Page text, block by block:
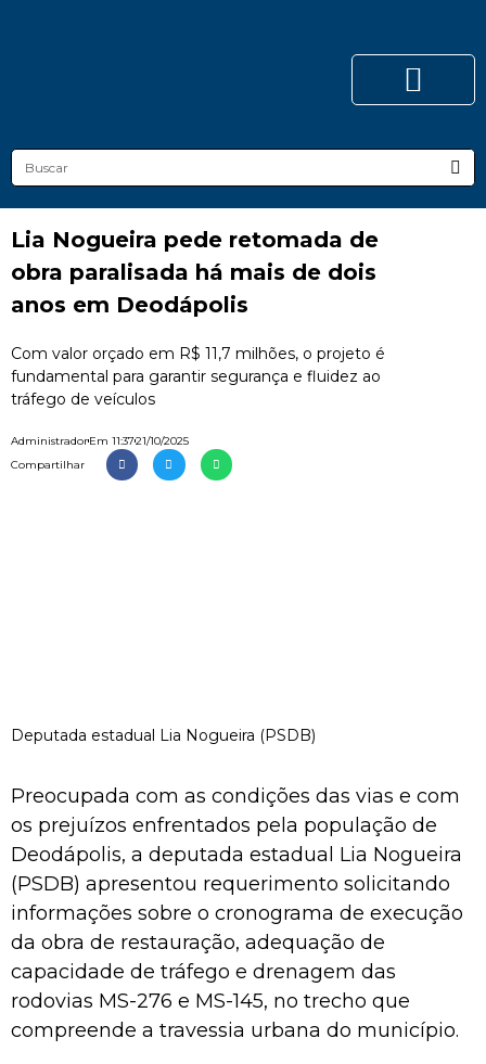
Lia Nogueira pede retomada de
obra paralisada há mais de dois
anos em Deodápolis
Com valor orçado em R$ 11,7 milhões, o projeto é
fundamental para garantir segurança e fluidez ao
tráfego de veículos
AdministradorEm 11:3721/10/2025
Compartilhar
Deputada estadual Lia Nogueira (PSDB)
Preocupada com as condições das vias e com
os prejuízos enfrentados pela população de
Deodápolis, a deputada estadual Lia Nogueira
(PSDB) apresentou requerimento solicitando
informações sobre o cronograma de execução
da obra de restauração, adequação de
capacidade de tráfego e drenagem das
rodovias MS-276 e MS-145, no trecho que
compreende a travessia urbana do município.